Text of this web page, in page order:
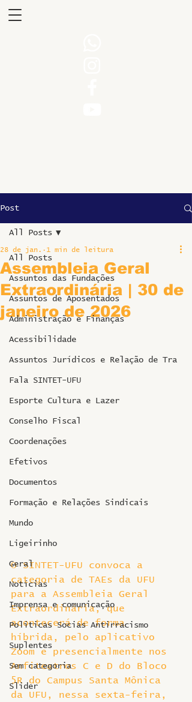
Post
All Posts
Assuntos das Fundações
Assuntos de Aposentados
Administração e Finanças
Acessibilidade
Assuntos Jurídicos e Relação de Tra
Fala SINTET-UFU
Esporte Cultura e Lazer
Conselho Fiscal
Coordenações
Efetivos
Documentos
Formação e Relações Sindicais
Mundo
Ligeirinho
Geral
Notícias
Imprensa e comunicação
Politicas Socias Antirracismo
Suplentes
Sem categoria
Slider
All Posts
Assembleia Geral
Extraordinária | 30 de
janeiro de 2026
28 de jan. 1 min de leitura
O SINTET-UFU convoca a
categoria de TAEs da UFU
para a Assembleia Geral
Extraordinária, que
acontecerá de forma
híbrida, pelo aplicativo
Zoom e presencialmente nos
Anfiteatros C e D do Bloco
5R do Campus Santa Mônica
da UFU, nessa sexta-feira,